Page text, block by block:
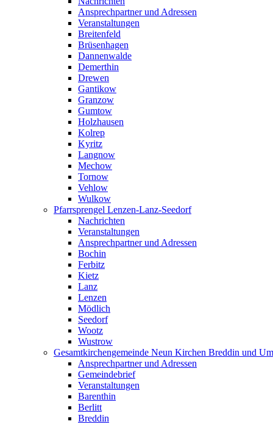
Ansprechpartner und Adressen
Veranstaltungen
Breitenfeld
Brüsenhagen
Dannenwalde
Demerthin
Drewen
Gantikow
Granzow
Gumtow
Holzhausen
Kolrep
Kyritz
Langnow
Mechow
Tornow
Vehlow
Wulkow
Pfarrsprengel Lenzen-Lanz-Seedorf
Nachrichten
Veranstaltungen
Ansprechpartner und Adressen
Bochin
Ferbitz
Kietz
Lanz
Lenzen
Mödlich
Seedorf
Wootz
Wustrow
Gesamtkirchengemeinde Neun Kirchen Breddin und
Ansprechpartner und Adressen
Gemeindebrief
Veranstaltungen
Barenthin
Berlitt
Breddin